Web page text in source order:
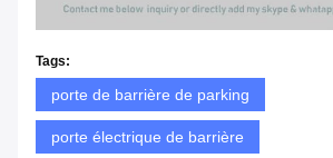
Tags:
porte de barrière de parking
porte électrique de barrière